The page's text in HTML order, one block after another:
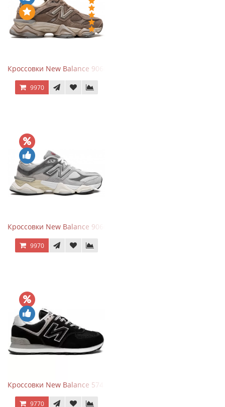
Кроссовки New Balance 9060 Mushroom
9970
Кроссовки New Balance 9060 Rain Cloud Grey
9970
Кроссовки New Balance 574 Evergreen Black
9770